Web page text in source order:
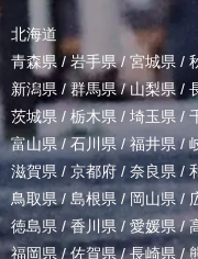
北海道
青森県 / 岩手県/ 宮城県 /
新潟県 /群馬県/山梨県 /
茨城県 / 栃木県 / 埼玉県 /
富山県 /石川県/福井県/
滋賀県 / 京都府 / 奈良県 /
鳥取県/ 島根県 /岡山県/
徳島県 /香川県 / 愛媛県/
福岡県/佐賀県/長崎県 /